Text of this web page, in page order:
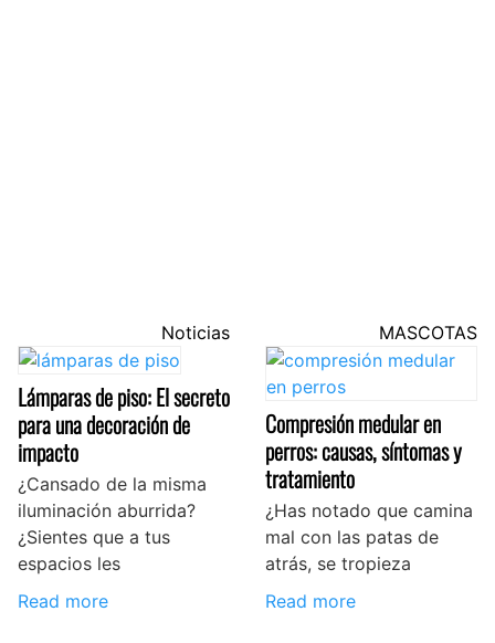
Noticias
Lámparas de piso: El secreto
para una decoración de
impacto
¿Cansado de la misma
iluminación aburrida?
¿Sientes que a tus
espacios les
Read more
MASCOTAS
Compresión medular en
perros: causas, síntomas y
tratamiento
¿Has notado que camina
mal con las patas de
atrás, se tropieza
Read more